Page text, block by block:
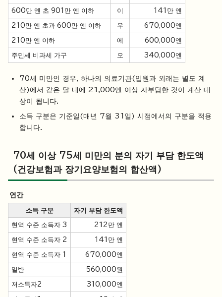
600만 엔 초 901만 엔 이하 이 141만 엔
210만 엔 초과 600만 엔 이하 우 670,000엔
210만 엔 이하 에 600,000엔
주민세 비과세 가구 오 340,000엔
70세 미만인 경우, 하나의 의료기관(입원과 외래는 별도 계
산)에서 같은 달 내에 21,000엔 이상 자부담한 것이 계산 대
상이 됩니다.
소득 구분은 기준일(매년 7월 31일) 시점에서의 구분을 적용
합니다.
70세 이상 75세 미만의 분의 자기 부담 한도액
(건강보험과 장기요양보험의 합산액)
연간
소득 구분 자기 부담 한도액
현역 수준 소득자 3 212만 엔
현역 수준 소득자 2 141만 엔
현역 수준 소득자 1 670,000엔
일반 560,000원
저소득자2 310,000엔